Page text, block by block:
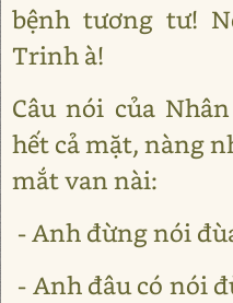
bệnh tương tư!
Trinh à!
Câu nói của
hết cả mặt, nàng
mắt van nài:
- Anh đừng nói
- Anh đâu có nói